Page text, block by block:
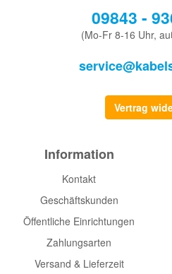
09843 -
(Mo-Fr 8-16 Uhr,
Vertrag
Information
Kontakt
Geschäftskunden
Öffentliche Einrichtungen
Zahlungsarten
Versand & Lieferzeit